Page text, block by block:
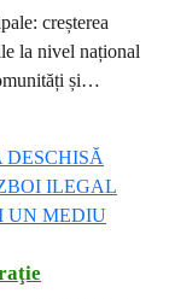
creșterea
la nivel național
și